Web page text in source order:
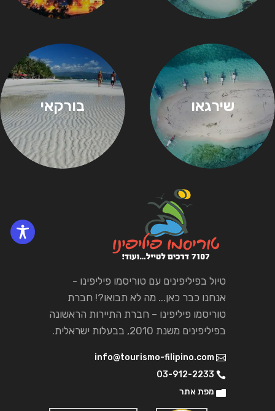
שירגאו בורקאי
טיול בפיליפינים עם טוריסמו פיליפינו -
אנחנו כבר כאן... מה לא תבואו?! חברת
טוריסמו פיליפינו – חברת התיירות הראשונה
בפיליפינים משנת 2010, בבעלות ישראלית.
info@tourismo-filipino.com
03-912-2233
מפת אתר